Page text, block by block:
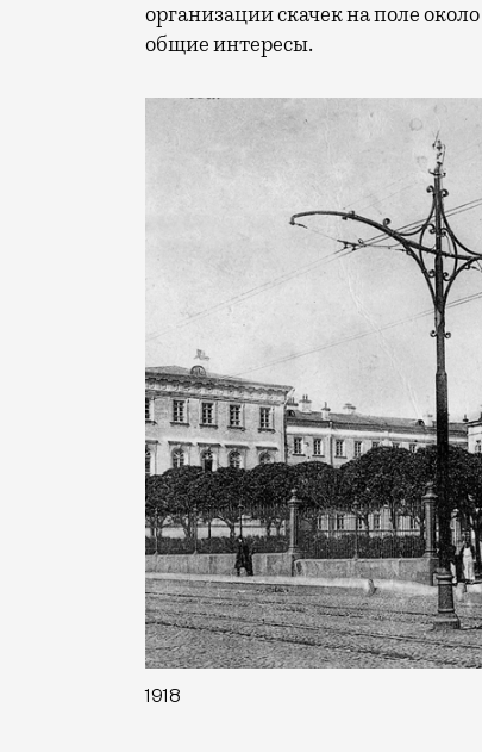
организации скачек на поле
общие интересы.
1918